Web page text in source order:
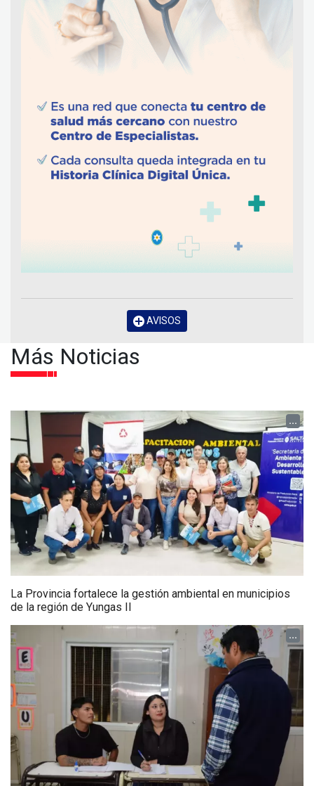
AVISOS
Más Noticias
...
La Provincia fortalece la gestión ambiental en municipios
de la región de Yungas II
...